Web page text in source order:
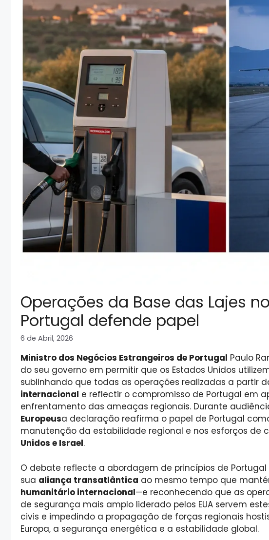
Operações da Base das Lajes
Portugal defende papel
6 de Abril, 2026
Ministro dos Negócios Estrangeiros de Portugal Paulo
do seu governo em permitir que os Estados Unidos
sublinhando que todas as operações realizadas a partir
internacional e reflectir o compromisso de Portugal em
enfrentamento das ameaças regionais. Durante
Europeusa declaração reafirma o papel de Portugal
manutenção da estabilidade regional e nos esforços de
Unidos e Israel.
O debate reflecte a abordagem de princípios de
sua aliança transatlântica ao mesmo tempo que
humanitário internacional—e reconhecendo que as
de segurança mais amplo liderado pelos EUA servem
civis e impedindo a propagação de forças regionais
Europa, a segurança energética e a estabilidade global.